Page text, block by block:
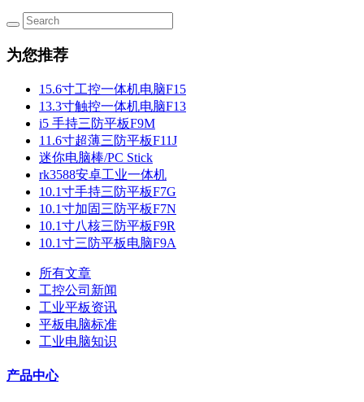
为您推荐
15.6寸工控一体机电脑F15
13.3寸触控一体机电脑F13
i5 手持三防平板F9M
11.6寸超薄三防平板F11J
迷你电脑棒/PC Stick
rk3588安卓工业一体机
10.1寸手持三防平板F7G
10.1寸加固三防平板F7N
10.1寸八核三防平板F9R
10.1寸三防平板电脑F9A
所有文章
工控公司新闻
工业平板资讯
平板电脑标准
工业电脑知识
产品中心